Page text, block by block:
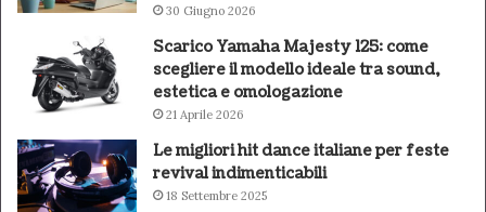
30 Giugno 2026
Scarico Yamaha Majesty 125: come
scegliere il modello ideale tra sound,
estetica e omologazione
21 Aprile 2026
Le migliori hit dance italiane per feste
revival indimenticabili
18 Settembre 2025